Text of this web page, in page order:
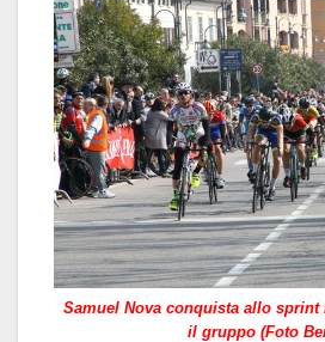
Samuel Nova conquista allo
il gruppo (Foto